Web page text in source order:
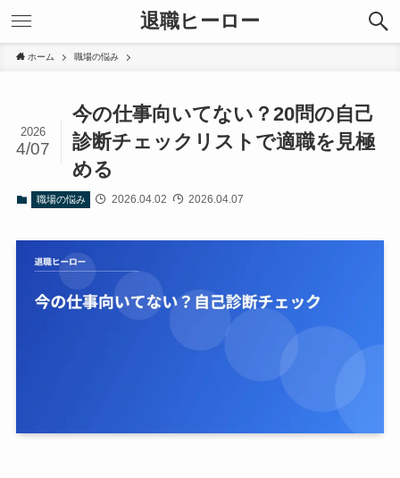
退職ヒーロー
ホーム 職場の悩み
今の仕事向いてない？20問の自己
診断チェックリストで適職を見極
める
2026
4/07
職場の悩み 2026.04.02 2026.04.07